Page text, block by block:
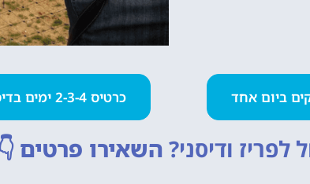
כרטיס 2-3-4 ימים בדיסנילנד
לפריז ודיסני? השאירו פרטים 👇